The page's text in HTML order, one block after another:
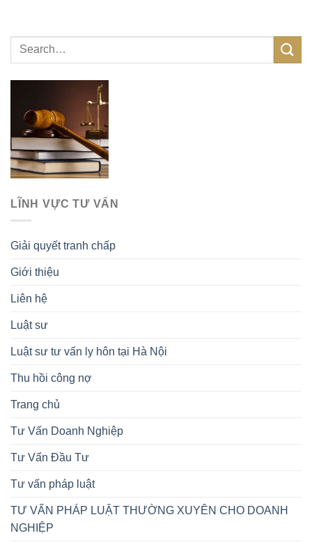
LĨNH VỰC TƯ VẤN
Giải quyết tranh chấp
Giới thiệu
Liên hệ
Luật sư
Luật sư tư vấn ly hôn tại Hà Nội
Thu hồi công nợ
Trang chủ
Tư Vấn Doanh Nghiệp
Tư Vấn Đầu Tư
Tư vấn pháp luật
TƯ VẤN PHÁP LUẬT THƯỜNG XUYÊN CHO DOANH
NGHIỆP